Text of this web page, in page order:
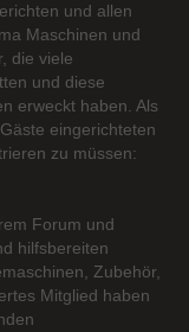
und allen
Maschinen und
die viele
und diese
erweckt haben. Als
eingerichteten
zu müssen:
Forum und
hilfsbereiten
Zubehör,
Mitglied haben